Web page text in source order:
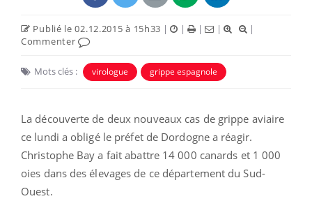
Publié le 02.12.2015 à 15h33 | | | |
|
Commenter
Mots clés : virologue grippe espagnole
La découverte de deux nouveaux cas de grippe aviaire
ce lundi a obligé le préfet de Dordogne a réagir.
Christophe Bay a fait abattre 14 000 canards et 1 000
oies dans des élevages de ce département du Sud-
Ouest.